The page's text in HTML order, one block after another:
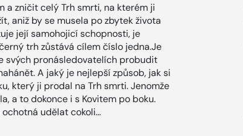
a zničit celý Trh smrti, na kterém ji
aniž by se musela po zbytek života
její samohojicí schopnosti, je
trh zůstává cílem číslo jedna.Je
svých pronásledovatelích probudit
A jaký je nejlepší způsob, jak si
který ji prodal na Trh smrti. Jenomže
a to dokonce i s Kovitem po boku.
ochotná udělat cokoli…